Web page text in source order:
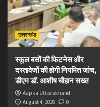
उत्तराखंड
स्कूल बसों की फिटनेस और
दस्तावेजों की होगी नियमित जांच,
डीएम डॉ. आशीष चौहान सख्त
Aapka Uttarakhand
August 4, 2026
0